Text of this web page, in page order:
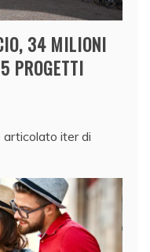
34 MILIONI
PROGETTI
articolato iter di